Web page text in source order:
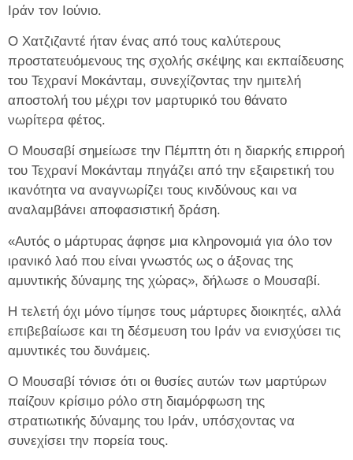
Ιράν τον Ιούνιο.
Ο Χατζιζαντέ ήταν ένας από τους καλύτερους
προστατευόμενους της σχολής σκέψης και εκπαίδευσης
του Τεχρανί Μοκάνταμ, συνεχίζοντας την ημιτελή
αποστολή του μέχρι τον μαρτυρικό του θάνατο
νωρίτερα φέτος.
Ο Μουσαβί σημείωσε την Πέμπτη ότι η διαρκής επιρροή
του Τεχρανί Μοκάνταμ πηγάζει από την εξαιρετική του
ικανότητα να αναγνωρίζει τους κινδύνους και να
αναλαμβάνει αποφασιστική δράση.
«Αυτός ο μάρτυρας άφησε μια κληρονομιά για όλο τον
ιρανικό λαό που είναι γνωστός ως ο άξονας της
αμυντικής δύναμης της χώρας», δήλωσε ο Μουσαβί.
Η τελετή όχι μόνο τίμησε τους μάρτυρες διοικητές, αλλά
επιβεβαίωσε και τη δέσμευση του Ιράν να ενισχύσει τις
αμυντικές του δυνάμεις.
Ο Μουσαβί τόνισε ότι οι θυσίες αυτών των μαρτύρων
παίζουν κρίσιμο ρόλο στη διαμόρφωση της
στρατιωτικής δύναμης του Ιράν, υπόσχοντας να
συνεχίσει την πορεία τους.